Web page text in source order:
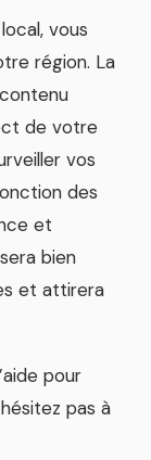
vous
région. La
de votre
vos
des
et
bien
et attirera
pour
pas à